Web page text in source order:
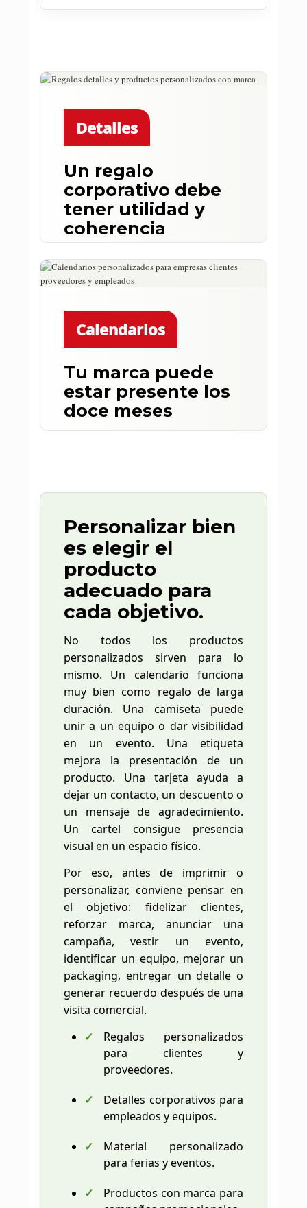
Detalles
Un regalo
corporativo debe
tener utilidad y
coherencia
cualquier cosa. Se trata de elegir un
producto que encaje con tu marca,
con el momento y con la persona
que lo recibe.
Calendarios
Tu marca puede
estar presente los
doce meses
Los calendarios personalizados son
negocio en la memoria durante todo
Personalizar bien
es elegir el
producto
adecuado para
cada objetivo.
No todos los productos
personalizados sirven para lo
mismo. Un calendario funciona
muy bien como regalo de larga
duración. Una camiseta puede
unir a un equipo o dar visibilidad
en un evento. Una etiqueta
mejora la presentación de un
producto. Una tarjeta ayuda a
dejar un contacto, un descuento o
un mensaje de agradecimiento.
Un cartel consigue presencia
visual en un espacio físico.
Por eso, antes de imprimir o
personalizar, conviene pensar en
el objetivo: fidelizar clientes,
reforzar marca, anunciar una
campaña, vestir un evento,
identificar un equipo, mejorar un
packaging, entregar un detalle o
generar recuerdo después de una
visita comercial.
Regalos personalizados
para clientes y
proveedores.
Detalles corporativos para
empleados y equipos.
Material personalizado
para ferias y eventos.
Productos con marca para